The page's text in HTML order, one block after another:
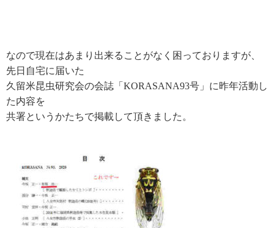
なので現在はあまり出来ることがなく困っておりますが、
先日自宅に届いた
久留米昆虫研究会の会誌「KORASANA93号」に昨年活動し
た内容を
共署というかたちで掲載して頂きました。